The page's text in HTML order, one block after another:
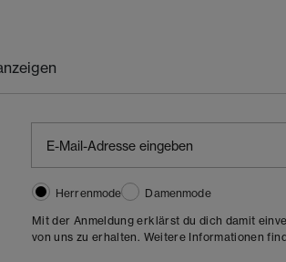
Herrenmode
Damenmode
Mit der Anmeldung erklärst du dich damit
von uns zu erhalten. Weitere Informationen